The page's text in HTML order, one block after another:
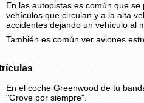
En las autopistas es común que
vehículos que circulan y a la alta
accidentes dejando un vehículo al
También es común ver aviones
En el coche Greenwood de tu
"Grove por siempre".